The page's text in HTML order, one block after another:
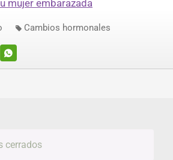
mujer embarazada
WHATSAPP
Cambios hormonales
cerrados